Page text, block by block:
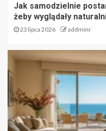
Jak samodzielnie
żeby wyglądały
23 lipca 2026 addminr